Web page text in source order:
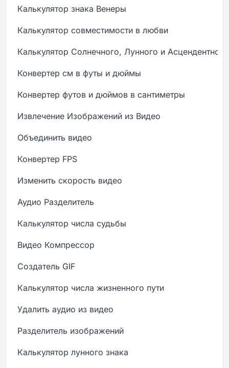
Калькулятор знака Венеры
Калькулятор совместимости в любви
Калькулятор Солнечного, Лунного и
Конвертер см в футы и дюймы
Конвертер футов и дюймов в сантиметры
Извлечение Изображений из Видео
Объединить видео
Конвертер FPS
Изменить скорость видео
Аудио Разделитель
Калькулятор числа судьбы
Видео Компрессор
Создатель GIF
Калькулятор числа жизненного пути
Удалить аудио из видео
Разделитель изображений
Калькулятор лунного знака